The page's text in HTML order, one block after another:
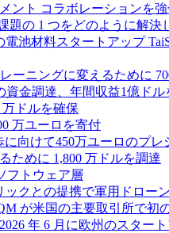
ント コラボレーションを
題の 1 つをどのように解決
池材料スタートアップ
ーニングに変えるために
資金調達、年間収益1億ドル
ドルを確保
万ユーロを寄付
向けて450万ユーロのプレ
ために 1,800 万ドルを調達
フトウェア層
クとの提携で軍用ドロー
が米国の主要取引所で
年 6 月に欧州のスター